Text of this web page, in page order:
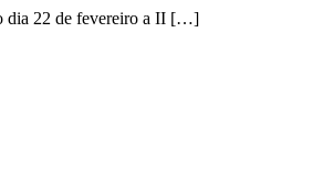
dia 22 de fevereiro a II […]